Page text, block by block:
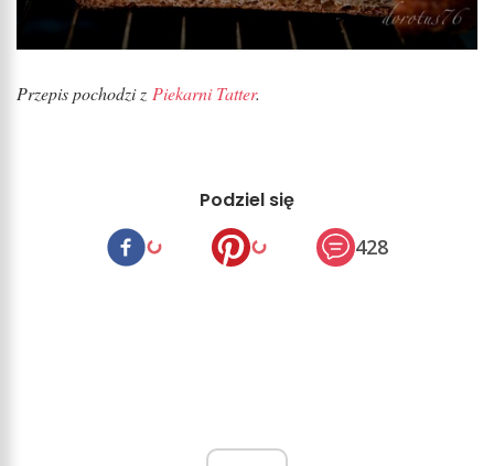
Przepis pochodzi z Piekarni Tatter.
Podziel się
428